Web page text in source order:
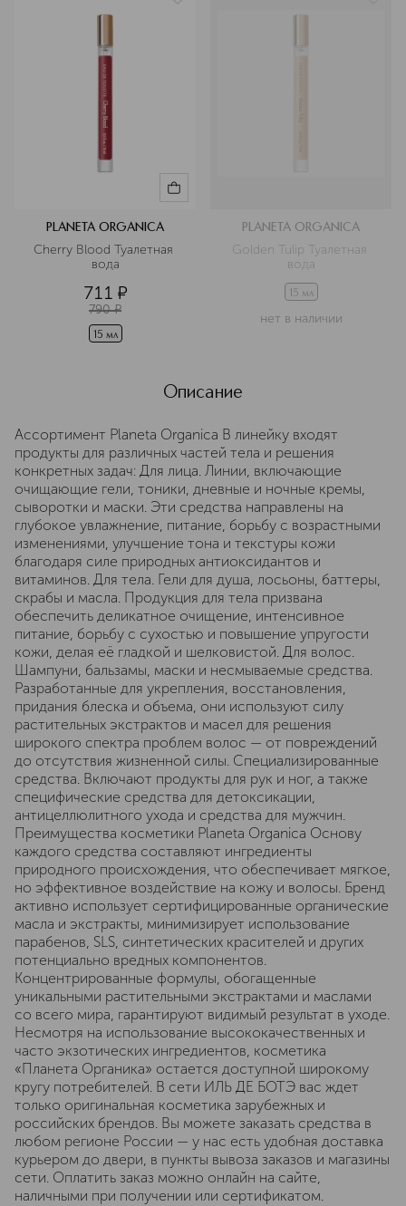
PLANETA ORGANICA
Cherry Blood Туалетная
вода
711 ¤
790 ¤
15 мл
PLANETA ORGANICA
Golden Tulip Туалетная
вода
15 мл
нет в наличии
Описание
Ассортимент Planeta Organica В линейку входят
продукты для различных частей тела и решения
конкретных задач: Для лица. Линии, включающие
очищающие гели, тоники, дневные и ночные кремы,
сыворотки и маски. Эти средства направлены на
глубокое увлажнение, питание, борьбу с возрастными
изменениями, улучшение тона и текстуры кожи
благодаря силе природных антиоксидантов и
витаминов. Для тела. Гели для душа, лосьоны, баттеры,
скрабы и масла. Продукция для тела призвана
обеспечить деликатное очищение, интенсивное
питание, борьбу с сухостью и повышение упругости
кожи, делая её гладкой и шелковистой. Для волос.
Шампуни, бальзамы, маски и несмываемые средства.
Разработанные для укрепления, восстановления,
придания блеска и объема, они используют силу
растительных экстрактов и масел для решения
широкого спектра проблем волос — от повреждений
до отсутствия жизненной силы. Специализированные
средства. Включают продукты для рук и ног, а также
специфические средства для детоксикации,
антицеллюлитного ухода и средства для мужчин.
Преимущества косметики Planeta Organica Основу
каждого средства составляют ингредиенты
природного происхождения, что обеспечивает мягкое,
но эффективное воздействие на кожу и волосы. Бренд
активно использует сертифицированные органические
масла и экстракты, минимизирует использование
парабенов, SLS, синтетических красителей и других
потенциально вредных компонентов.
Концентрированные формулы, обогащенные
уникальными растительными экстрактами и маслами
со всего мира, гарантируют видимый результат в уходе.
Несмотря на использование высококачественных и
часто экзотических ингредиентов, косметика
«Планета Органика» остается доступной широкому
кругу потребителей. В сети ИЛЬ ДЕ БОТЭ вас ждет
только оригинальная косметика зарубежных и
российских брендов. Вы можете заказать средства в
любом регионе России — у нас есть удобная доставка
курьером до двери, в пункты вывоза заказов и магазины
сети. Оплатить заказ можно онлайн на сайте,
наличными при получении или сертификатом.